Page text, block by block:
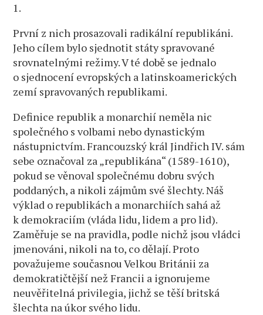
1.
První z nich prosazovali radikální republikáni.
Jeho cílem bylo sjednotit státy spravované
srovnatelnými režimy. V té době se jednalo
o sjednocení evropských a latinskoamerických
zemí spravovaných republikami.
Definice republik a monarchií neměla nic
společného s volbami nebo dynastickým
nástupnictvím. Francouzský král Jindřich IV. sám
sebe označoval za „republikána“ (1589-1610),
pokud se věnoval společnému dobru svých
poddaných, a nikoli zájmům své šlechty. Náš
výklad o republikách a monarchiích sahá až
k demokraciím (vláda lidu, lidem a pro lid).
Zaměřuje se na pravidla, podle nichž jsou vládci
jmenováni, nikoli na to, co dělají. Proto
považujeme současnou Velkou Británii za
demokratičtější než Francii a ignorujeme
neuvěřitelná privilegia, jichž se těší britská
šlechta na úkor svého lidu.